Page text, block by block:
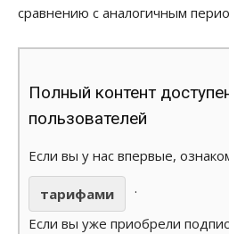
сравнению с аналогичным
Полный контент
пользователей
Если вы у нас впервые,
тарифами
.
Если вы уже приобрели